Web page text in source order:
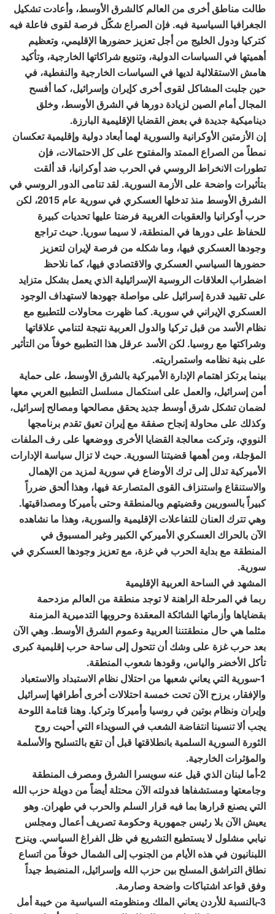
طالت مناطق أخرى من العالم كالشرق الأوسط، وأعادت تشكيل
الجغرافيا السياسية فيه. فإن الصراع شكّل فرصة لقوى فاعلة فيه
كتركيا ودول الخليج من أجل تعزيز حضورها الإقليمي، وتعظيم
أهميتها في السياسات الدولية، وتنويع شراكاتها الخارجية، وتأكيد
هامش الاستقلالية لديها في السياسات الخارجية والنفطية، في
حين جلبت المشاكل لقوى أخرى كإيران وإسرائيل، كما أفسح
المجال أمام الصين لزيادة دورها في الشرق الأوسط، وخلق
ديناميكية جديدة في بعض القضايا الإقليمية البارزة.
إن الأزمتين الأوكرانية والسورية لهما أبعاد دولية وإقليمية تعكسان
نمطاً من الصراع الممتد والمفتوح على كل الاحتمالات، فإن
تطورات الانخراط الروسي في الحرب ضد أوكرانيا، قد ألقت
بتأثيرات واضحة على الأزمة السورية. لقد تنامى الدور الروسي في
الشرق الأوسط منذ تدخلها العسكري في سورية عام 2015، لكن
حرب أوكرانيا والعقوبات الغربية فرضتا عليها تحديات كبيرة
للحفاظ على دورها في المنطقة، لا سيما سوريا. حيث تراجع
وجودها العسكري فيها، وما شكله من فرصة لإيران لتعزيز
حضورها السياسي العسكري والاقتصادي فيها، كما نلاحظ
اضطراب العلاقات الروسية الإسرائيلية الذي يعمل بشكل متزايد
على تقييد قدرة إسرائيل على مواصلة جهودها لاستهداف الوجود
العسكري الإيراني في سورية. كما ظهرت محاولات للتطبيع مع
نظام الأسد من قبل تركيا والدول العربية نتيجة لتنامي علاقاتها
وشراكتها مع روسيا. لكن الأسد عرقل هذا التطبيع خوفاً من التأثير
على بنية نظامه واستمراريته.
بينما يرتكز اهتمام الإدارة الأميركية بالشرق الأوسط، على حماية
أمن إسرائيل، والعمل على استكمال مسلسل التطبيع العربي معها
لضمان تشكل شرق أوسط جديد يحقق مصالحها ومصالح إسرائيل،
وكذلك على محاولة إنجاح صفقة مع إيران تعيق تقدم برنامجها
النووي، وتركت معالجة القضايا الأخرى ووضعها على رف الملفات
المؤجلة، ومن أهمها قضيتنا السورية. حيث لا تزال سياسة الإدارات
الأميركية تدلل إلى ترك الأوضاع في سورية لمزيد من الإهمال
والاستنقاع واستنزاف القوى المتصارعة فيها، وهذا ألحق ضرراً
كبيراً بالسوريين وقضيتهم وبالمنطقة وحتى بأميركا ومصداقيتها.
وهي تترك العنان للتفاعلات الإقليمية والسورية، وهذا ما نشاهده
الآن بالحراك العسكري الأميركي الكبير وغير المسبوق في
المنطقة مع بداية الحرب في غزة، مع تعزيز وجودها العسكري في
سورية.
المشهد في الساحة العربية الإقليمية
ربما في المرحلة الراهنة لا توجد منطقة من العالم مزدحمة
بقضاياها وأزماتها الشائكة المعقدة وحروبها التدميرية المزمنة
مثلما هي حال منطقتننا العربية وعموم الشرق الأوسط. وهي الآن
بعد حرب غزة على وشك أن تتحول إلى ساحة حرب إقليمية كبرى
تأكل الأخضر والياس، وقودها شعوب المنطقة.
1-سورية التي يعاني شعبها من احتلال نظام الاستبداد والاستعباد
والإفقار، يرزح الآن تحت خمسة احتلالات أخرى أطرافها إسرائيل
وإيران ونظام بوتين في روسيا وأميركا وتركيا. وهنا قتامة اللوحة
يجب ألا تنسينا انتفاضة الشعب في السويداء التي أحيت روح
الثورة السورية السلمية بانطلاقتها قبل أن تقع بالتسليح والأسلمة
والمؤثرات الخارجية.
2-أما لبنان الذي قيل عنه سويسرا الشرق ومصرف المنطقة
وجامعتها ومستشفاها فدولته الآن محتلة أيضاً من دويلة حزب الله
التي يصنع قرارها بما فيه قرار السلم والحرب في طهران. وهو
يعيش الآن بلا رئيس جمهورية وحكومة تصريف أعمال ومجلس
نيابي مشلول لا يستطيع التشريع في ظل الفراغ السياسي. وينزح
اللبنانيون في هذه الأيام من الجنوب إلى الشمال خوفاً من اتساع
نطاق التراشق المسلح بين حزب الله وإسرائيل، المنضبط جيداً
وفق قواعد اشتباكات واضحة وصارمة.
3-بالنسبة للأردن يعاني الملك ومنظومته السياسية من خيبة أمل